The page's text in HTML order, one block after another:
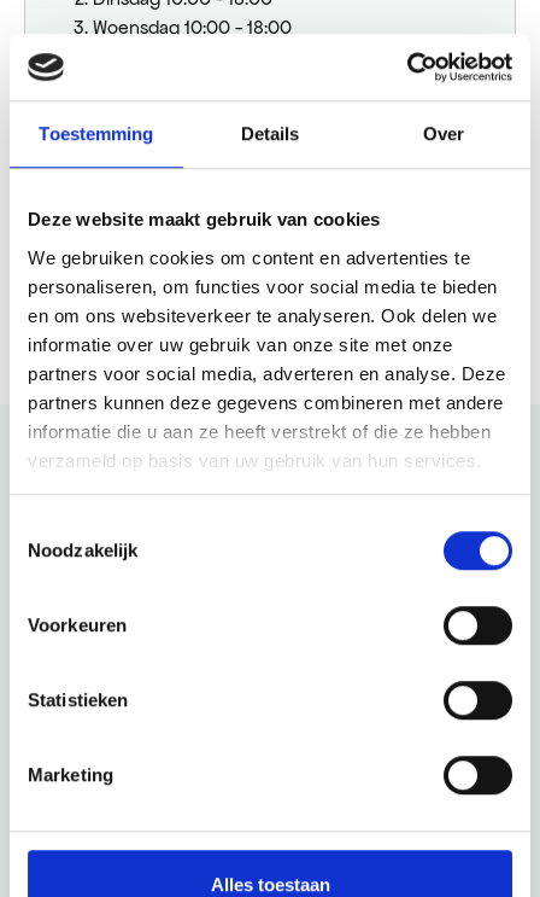
Toestemming Details Over
Deze website maakt gebruik van cookies
We gebruiken cookies om content en advertenties te
personaliseren, om functies voor social media te bieden
en om ons websiteverkeer te analyseren. Ook delen we
informatie over uw gebruik van onze site met onze
partners voor social media, adverteren en analyse. Deze
partners kunnen deze gegevens combineren met andere
informatie die u aan ze heeft verstrekt of die ze hebben
verzameld op basis van uw gebruik van hun services.
Noodzakelijk
Voorkeuren
Statistieken
Marketing
Alles toestaan
Woensdag 10:00 - 18:00
Zondag
10:00 - 18:00
Website
Bezoek website
Bekijk ook eens
Ontdek de rest van de regio! Bekijk de andere websites om
heeft.